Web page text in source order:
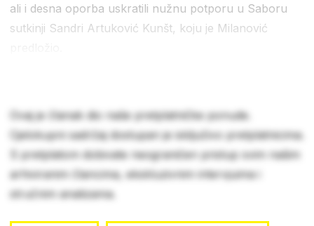
ali i desna oporba uskratili nužnu potporu u Saboru
sutkinji Sandri Artuković Kunšt, koju je Milanović
Ovaj je članak dio naše pretplatničke ponude.
Cjelokupni sadržaj dostupan je isključivo pretplatnicima.
S pretplatom dobivate neograničen pristup svim našim
arhiviranim člancima, ekskluzivnim intervjuima i
stručnim analizama.